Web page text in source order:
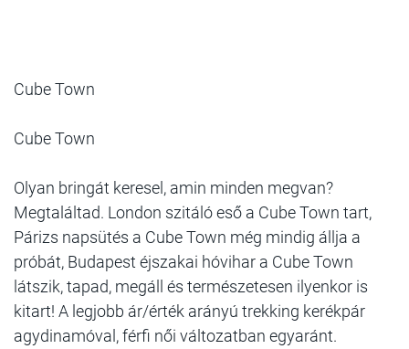
Cube Town
Cube Town
Olyan bringát keresel, amin minden megvan?
Megtaláltad. London szitáló eső a Cube Town tart,
Párizs napsütés a Cube Town még mindig állja a
próbát, Budapest éjszakai hóvihar a Cube Town
látszik, tapad, megáll és természetesen ilyenkor is
kitart! A legjobb ár/érték arányú trekking kerékpár
agydinamóval, férfi női változatban egyaránt.